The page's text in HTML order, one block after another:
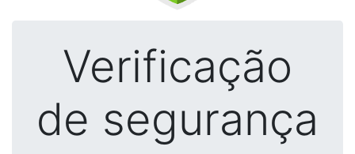
Verificação
de segurança